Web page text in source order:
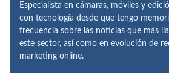
Especialista en cámaras, móviles y
con tecnología desde que tengo
frecuencia sobre las noticias que más
este sector, así como en evolución de
marketing online.